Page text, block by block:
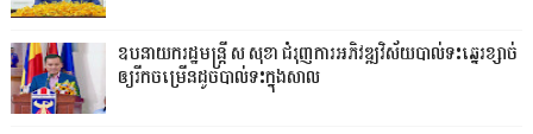
ឧបនាយករដ្ឋមន្ដ្រី ស សុខា ជំរុញការអភិវឌ្ឍវិស័យបាល់ទះឆ្នេរខ្សាច់
ឲ្យរីកចម្រើនដូចបាល់ទះក្នុងសាល